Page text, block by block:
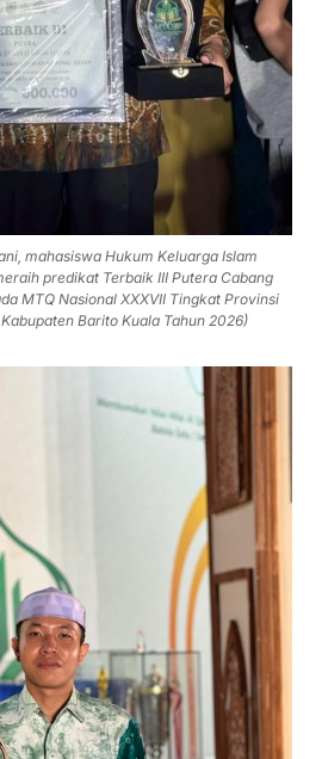
mahasiswa Hukum Keluarga Islam
predikat Terbaik III Putera Cabang
MTQ Nasional XXXVII Tingkat Provinsi
Barito Kuala Tahun 2026)